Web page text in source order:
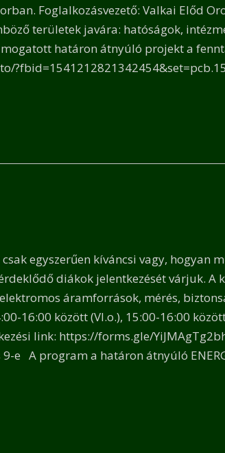
Foglalkozásvezető: Valkai Előd
területek javára: hatóságok,
határon átnyúló projekt a
egyszerűen kíváncsi vagy, hogyan
diákok jelentkezését várjuk.
áramforrások, mérés,
16:00 között (VI.o.), 15:00-16:00
link: https://forms.gle/
e A program a határon átnyúló